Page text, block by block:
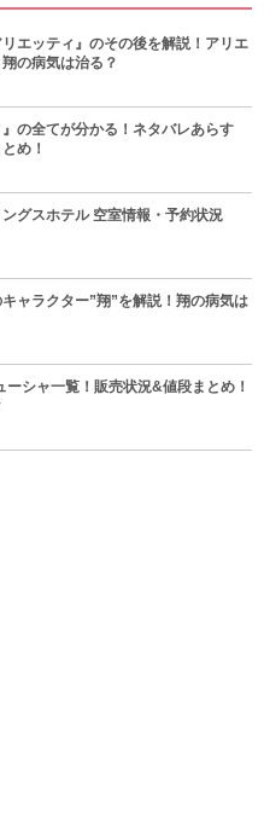
リエッティ』のその後を解説！アリエ
の病気は治る？
』の全てが分かる！ネタバレあらす
め！
ングスホテル 空室情報・予約状況
ャラクター”翔”を解説！翔の病気は
ーシャ一覧！販売状況&値段まとめ！